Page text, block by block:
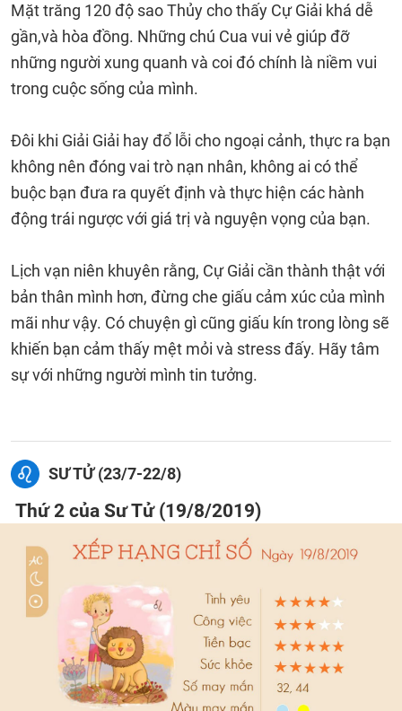
Mặt trăng 120 độ sao Thủy cho thấy Cự Giải khá dễ
gần,và hòa đồng. Những chú Cua vui vẻ giúp đỡ
những người xung quanh và coi đó chính là niềm vui
trong cuộc sống của mình.
Đôi khi Giải Giải hay đổ lỗi cho ngoại cảnh, thực ra bạn
không nên đóng vai trò nạn nhân, không ai có thể
buộc bạn đưa ra quyết định và thực hiện các hành
động trái ngược với giá trị và nguyện vọng của bạn.
Lịch vạn niên khuyên rằng, Cự Giải cần thành thật với
bản thân mình hơn, đừng che giấu cảm xúc của mình
mãi như vậy. Có chuyện gì cũng giấu kín trong lòng sẽ
khiến bạn cảm thấy mệt mỏi và stress đấy. Hãy tâm
sự với những người mình tin tưởng.
SƯ TỬ (23/7-22/8)
Thứ 2 của Sư Tử (19/8/2019)